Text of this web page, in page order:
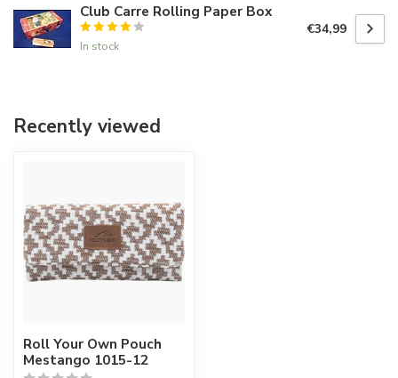
Club Carre Rolling Paper Box
In stock
€34,99
Recently viewed
Roll Your Own Pouch
Mestango 1015-12